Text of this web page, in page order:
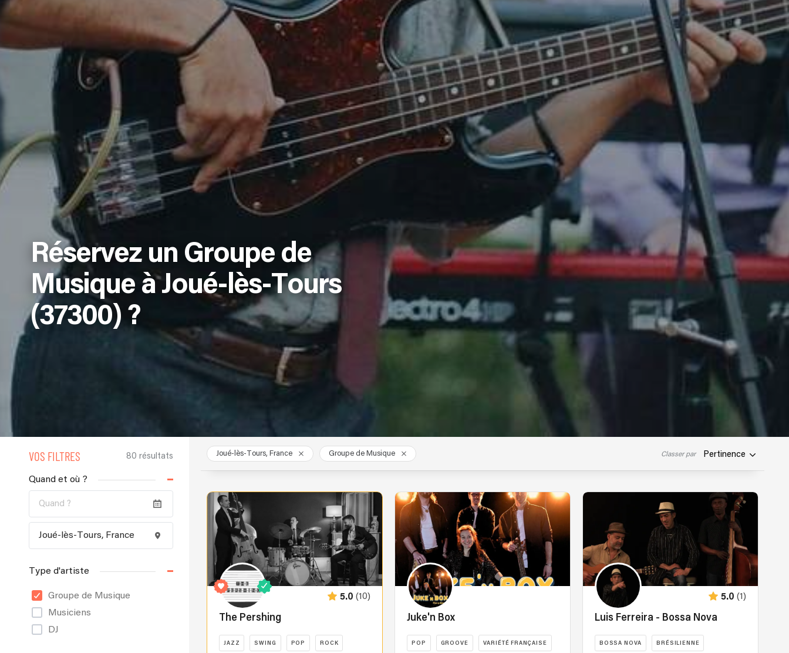
Réservez un Groupe de
Musique à Joué-lès-Tours
(37300) ?
VOS FILTRES 80 résultats
Quand et où ?
Type d'artiste
Groupe de Musique
Musiciens
DJ
Joué-lès-Tours, France Groupe de Musique Classer par Pertinence
5.0 (10)
The Pershing
JAZZ SWING POP ROCK
Juke'n Box
POP GROOVE VARIÉTÉ FRANÇAISE
5.0 (1)
Luis Ferreira - Bossa Nova
BOSSA NOVA BRÉSILIENNE